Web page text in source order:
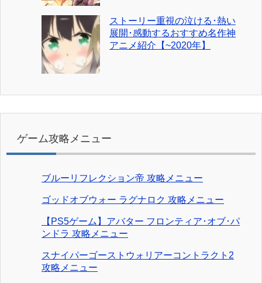
ストーリー重視の泣ける･熱い
展開･感動するおすすめ名作神
アニメ紹介【~2020年】
ゲーム攻略メニュー
ブルーリフレクション帝 攻略メニュー
ゴッドオブウォー ラグナロク 攻略メニュー
【PS5ゲーム】アバター フロンティア･オブ･パ
ンドラ 攻略メニュー
スナイパーゴーストウォリアーコントラクト2
攻略メニュー